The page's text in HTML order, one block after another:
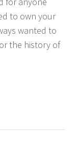
to own your
wanted to
the history of